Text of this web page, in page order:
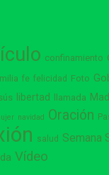
confinamiento
fe felicidad Foto
libertad llamada
navidad Oración
salud Semana
Vídeo